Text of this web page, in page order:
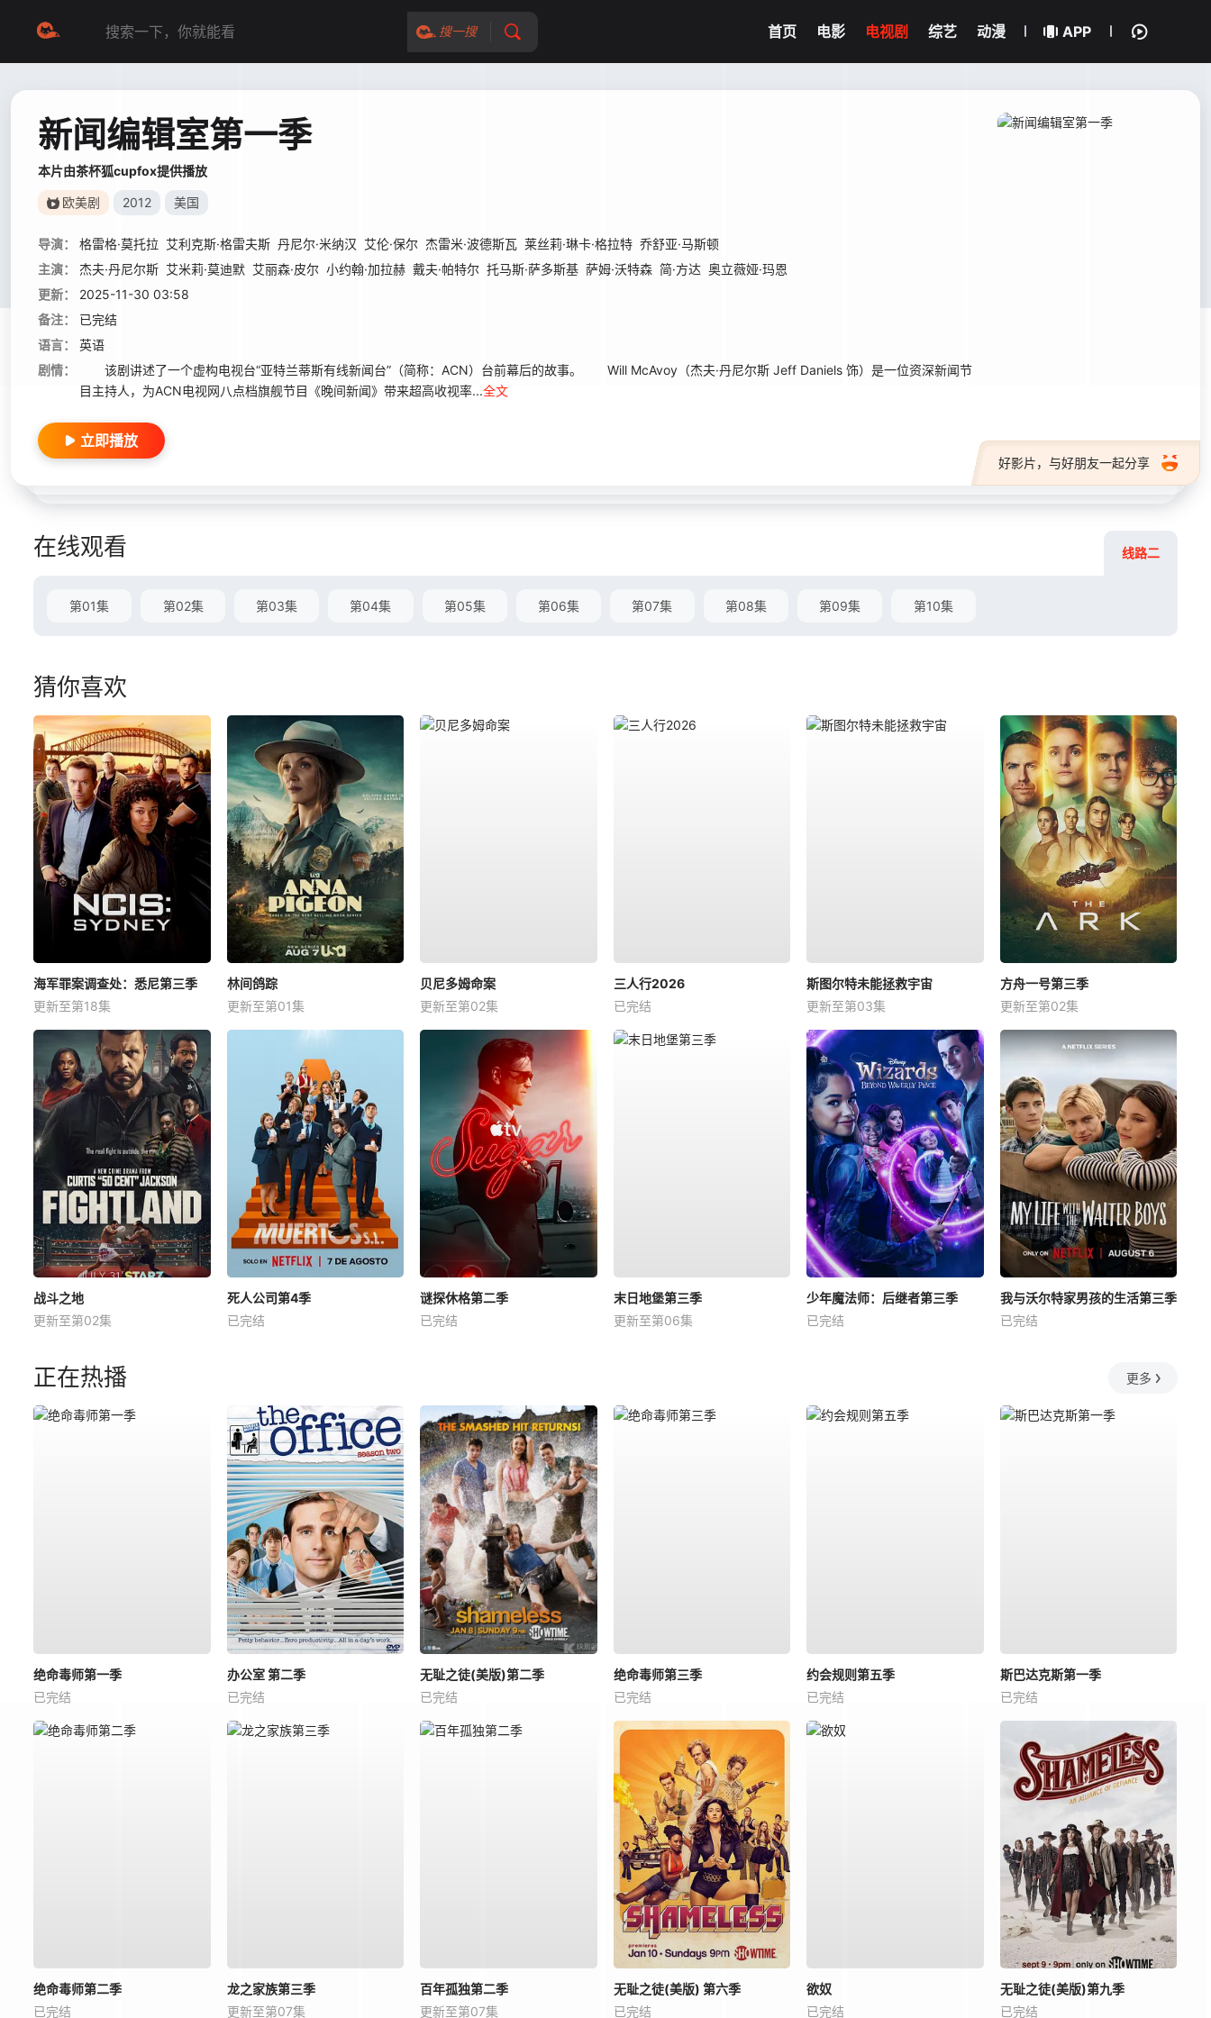
搜一搜 首页 电影 电视剧 综艺 动漫 APP
新闻编辑室第一季
本片由茶杯狐cupfox提供播放
欧美剧 2012 美国
导演： 格雷格·莫托拉 艾利克斯·格雷夫斯 丹尼尔·米纳汉 艾伦·保尔 杰雷米·波德斯瓦 莱丝莉·琳卡·格拉特 乔舒亚·马斯顿
主演：
杰夫·丹尼尔斯 艾米莉·莫迪默 艾丽森·皮尔 小约翰·加拉赫 戴夫·帕特尔 托马斯·萨多斯基 萨姆·沃特森 简·方达 奥立薇娅·玛恩
更新：
2025-11-30 03:58
备注：
已完结
语言：
英语
剧情：
该剧讲述了一个虚构电视台“亚特兰蒂斯有线新闻台”（简称：ACN）台前幕后的故事。 Will McAvoy（杰夫·丹尼尔斯 Jeff Daniels 饰）是一位资深新闻节
目主持人，为ACN电视网八点档旗舰节目《晚间新闻》带来超高收视率...全文
好影片，与好朋友一起分享
立即播放
在线观看 线路二
第01集 第02集 第03集 第04集 第05集 第06集 第07集 第08集 第09集 第10集
猜你喜欢
海军罪案调查处：悉尼第三季
更新至第18集
林间鸽踪
更新至第01集
贝尼多姆命案
更新至第02集
三人行2026
已完结
斯图尔特未能拯救宇宙
更新至第03集
方舟一号第三季
更新至第02集
战斗之地
更新至第02集
死人公司第4季
已完结
谜探休格第二季
已完结
末日地堡第三季
更新至第06集
少年魔法师：后继者第三季
已完结
我与沃尔特家男孩的生活第三季
已完结
正在热播 更多
绝命毒师第一季
已完结
办公室 第二季
已完结
无耻之徒(美版)第二季
已完结
绝命毒师第三季
已完结
约会规则第五季
已完结
斯巴达克斯第一季
已完结
绝命毒师第二季
已完结
龙之家族第三季
更新至第07集
百年孤独第二季
更新至第07集
无耻之徒(美版) 第六季
已完结
欲奴
已完结
无耻之徒(美版)第九季
已完结